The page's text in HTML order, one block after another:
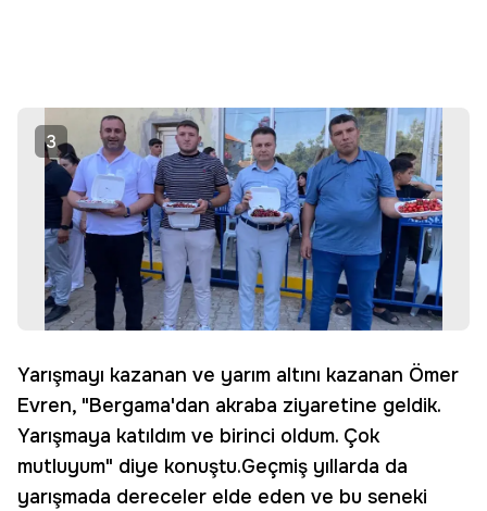
3
Yarışmayı kazanan ve yarım altını kazanan Ömer
Evren, "Bergama'dan akraba ziyaretine geldik.
Yarışmaya katıldım ve birinci oldum. Çok
mutluyum" diye konuştu.Geçmiş yıllarda da
yarışmada dereceler elde eden ve bu seneki